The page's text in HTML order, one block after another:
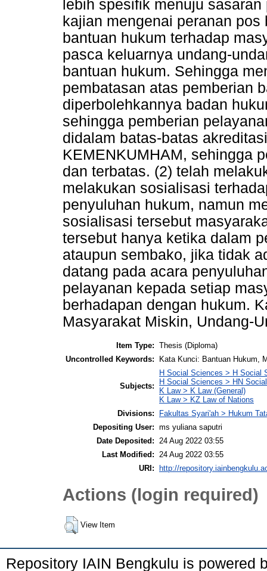
lebih spesifik menuju
kajian mengenai peranan
bantuan hukum terhadap
pasca keluarnya undang-
bantuan hukum. Sehingga
pembatasan atas pemberian
diperbolehkannya badan
sehingga pemberian
didalam batas-batas
KEMENKUMHAM, sehingga
dan terbatas. (2) telah
melakukan sosialisasi
penyuluhan hukum, namun
sosialisasi tersebut
tersebut hanya ketika dalam
ataupun sembako, jika tidak
datang pada acara
pelayanan kepada setiap
berhadapan dengan hukum.
Masyarakat Miskin, Undang-
Item Type: Thesis (Diploma)
Uncontrolled Keywords:
Kata Kunci: Bantuan Hukum,
Subjects:
H Social Sciences > H Social
H Social Sciences > HN
K Law > K Law (General)
K Law > KZ Law of Nations
Divisions:
Fakultas Syari'ah > Hukum
Depositing User: ms yuliana saputri
Date Deposited:
24 Aug 2022 03:55
Last Modified:
24 Aug 2022 03:55
URI:
http://
Actions (login required)
View Item
Repository IAIN Bengkulu is powered